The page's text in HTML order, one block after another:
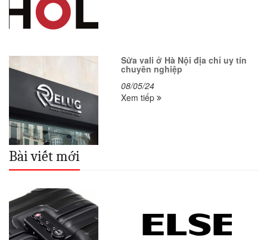
Sửa vali ở Hà Nội địa chỉ uy tín
chuyên nghiệp
08/05/24
Xem tiếp
Bài viết mới